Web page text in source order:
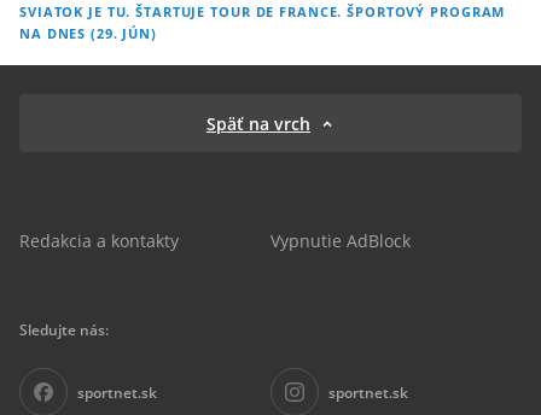
SVIATOK JE TU. ŠTARTUJE TOUR DE FRANCE. ŠPORTOVÝ PROGRAM
NA DNES (29. JÚN)
Späť na vrch
Redakcia a kontakty Vypnutie AdBlock
Sledujte nás:
sportnet.sk sportnet.sk